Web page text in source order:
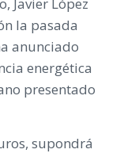
la pasada
anunciado
energética
presentado
supondrá